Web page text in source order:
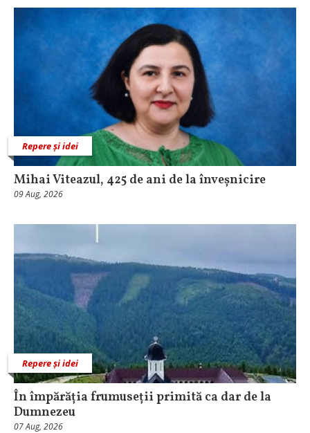
Repere și idei
Mihai Viteazul, 425 de ani de la înveșnicire
09 Aug, 2026
Repere și idei
În împărăția frumuseții primită ca dar de la
Dumnezeu
07 Aug, 2026